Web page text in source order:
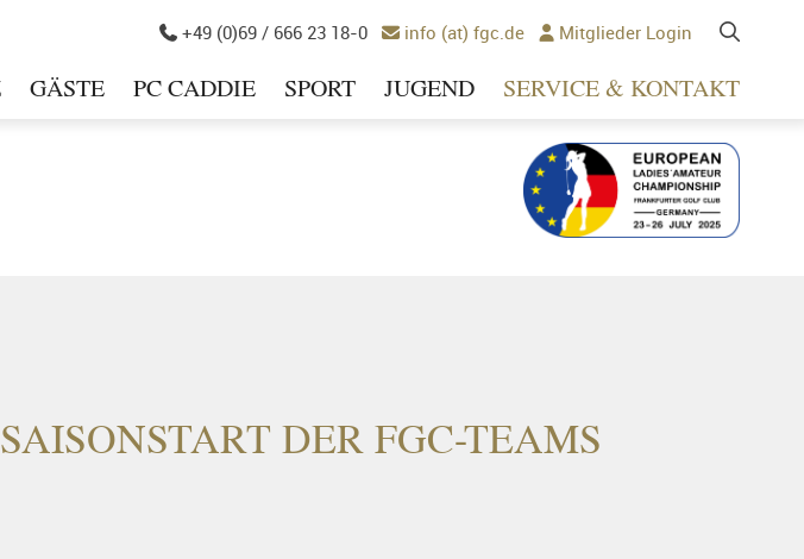
 +49 (0)69 / 666 23 18-0  info (at) fgc.de  Mitglieder Login
GÄSTE PC CADDIE SPORT JUGEND SERVICE & KONTAKT
DER FGC-TEAMS